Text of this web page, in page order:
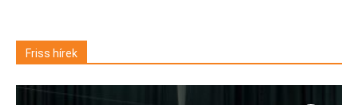
Friss hírek